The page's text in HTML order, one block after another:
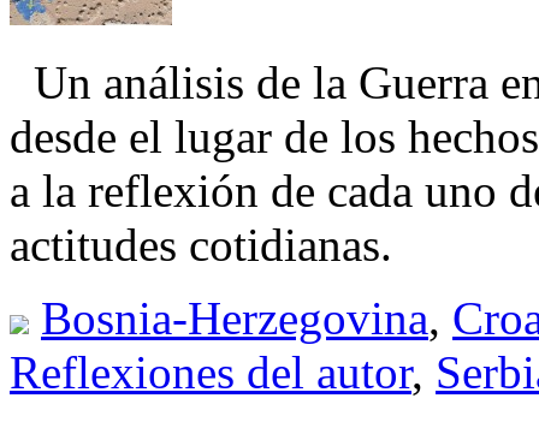
Un análisis de la Guerra
desde el lugar de los
a la reflexión de cada uno
actitudes cotidianas.
Bosnia-Herzegovina,
Reflexiones del autor,